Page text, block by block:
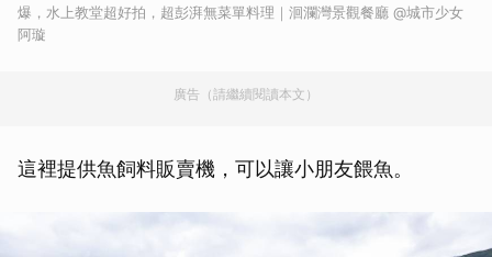
爆，水上教堂超好拍，超彭湃無菜單料理｜洄瀾灣景觀餐廳 @城市少女
阿璇
廣告（請繼續閱讀本文）
這裡提供魚飼料販賣機，可以讓小朋友餵魚。